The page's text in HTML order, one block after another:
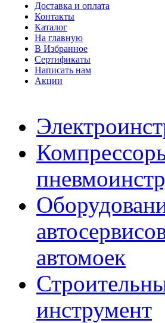
Доставка и оплата
Контакты
Каталог
На главную
В Избранное
Сертификаты
Написать нам
Акции
автомоек
инструмент